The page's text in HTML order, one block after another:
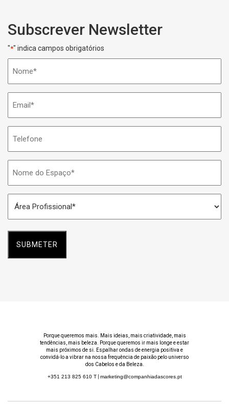
Subscrever Newsletter
"*" indica campos obrigatórios
do
Espaço
Profissional
*
Porque queremos mais. Mais ideias, mais criatividade, mais
tendências, mais beleza. Porque queremos ir mais longe e estar
mais próximos de si. Espalhar ondas de energia positiva e
convidá-lo a vibrar na nossa frequência de paixão pelo universo
dos Cabelos e da Beleza.
+351 213 825 610 T| marketing@companhiadascores.pt